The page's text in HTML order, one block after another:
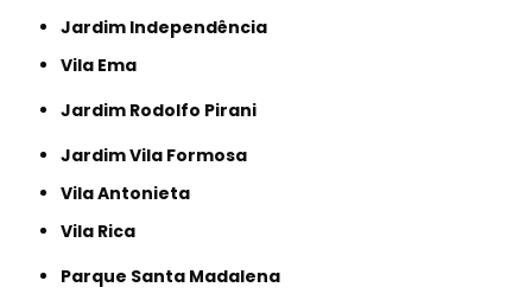
Jardim Independência
Vila Ema
Jardim Rodolfo Pirani
Jardim Vila Formosa
Vila Antonieta
Vila Rica
Parque Santa Madalena